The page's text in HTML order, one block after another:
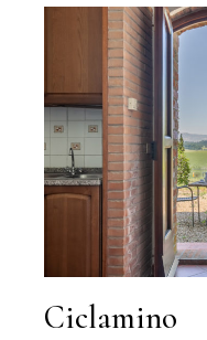
Ciclamino